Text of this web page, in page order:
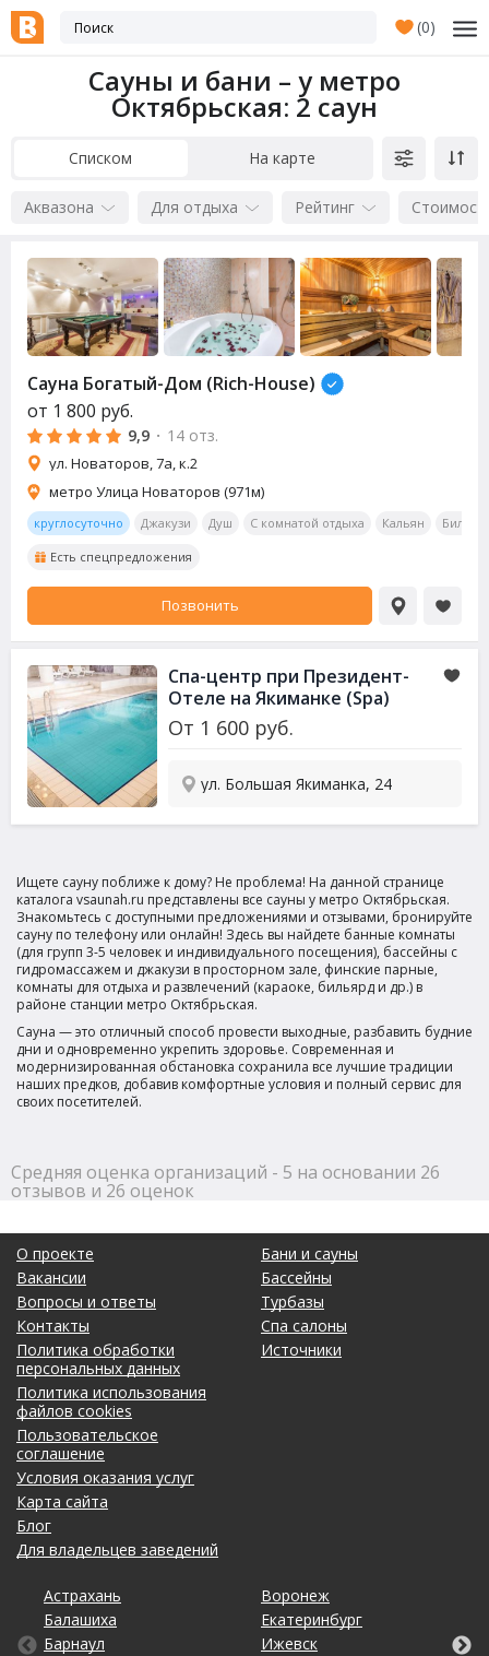
(0)
Сауны и бани – у метро
Октябрьская: 2 саун
Списком На карте
Аквазона Для отдыха Рейтинг
Сауна Богатый-Дом (Rich-House)
от 1 800 руб.
9,9 · 14 отз.
ул. Новаторов, 7а, к.2
метро Улица Новаторов (971м)
круглосуточно Джакузи Душ С комнатой отдыха Кальян
Есть спецпредложения
Позвонить
Спа-центр при Президент-
Отеле на Якиманке (Spa)
От 1 600 руб.
ул. Большая Якиманка, 24
Ищете сауну поближе к дому? Не проблема! На данной странице
каталога vsaunah.ru представлены все сауны у метро Октябрьская.
Знакомьтесь с доступными предложениями и отзывами, бронируйте
сауну по телефону или онлайн! Здесь вы найдете банные комнаты
(для групп 3-5 человек и индивидуального посещения), бассейны с
гидромассажем и джакузи в просторном зале, финские парные,
комнаты для отдыха и развлечений (караоке, бильярд и др.) в
районе станции метро Октябрьская.
Сауна — это отличный способ провести выходные, разбавить будние
дни и одновременно укрепить здоровье. Современная и
модернизированная обстановка сохранила все лучшие традиции
наших предков, добавив комфортные условия и полный сервис для
своих посетителей.
Средняя оценка организаций - 5 на основании 26
отзывов и 26 оценок
О проекте
Вакансии
Вопросы и ответы
Контакты
Политика обработки
персональных данных
Политика использования
файлов cookies
Пользовательское
соглашение
Условия оказания услуг
Карта сайта
Блог
Для владельцев заведений
Бани и сауны
Бассейны
Турбазы
Спа салоны
Источники
Астрахань
Балашиха
Барнаул
Воронеж
Екатеринбург
Ижевск
Калининград
Кемерово
Киров
Липецк
Махачкала
Набережные Челны
Омск
Оренбург
Пенза
Рязань
Самара
Санкт-Петербург
Тольятти
Томск
Тула
Уфа
Хабаровск
Чебоксары